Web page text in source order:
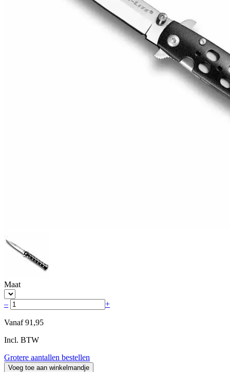
Maat
– +
Vanaf 91,95
Incl. BTW
Grotere aantallen bestellen
Voeg toe aan winkelmandje